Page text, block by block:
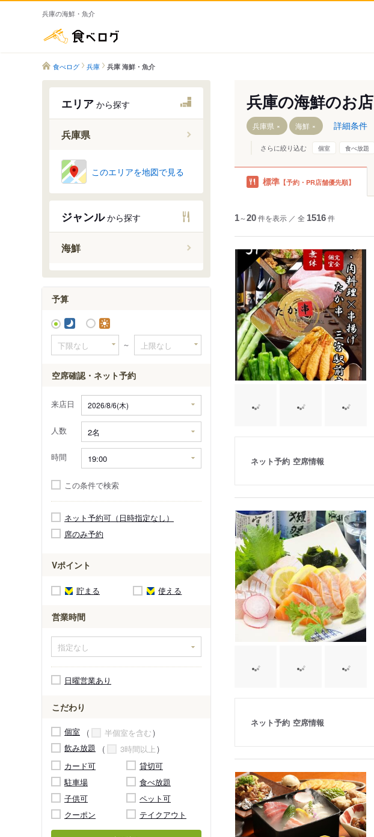
兵庫の海鮮・魚介
食べログ 兵庫 兵庫 海鮮・魚介
エリア から探す
兵庫県
神戸市
宝塚・西宮・尼崎
姫路・中播磨・西播磨
淡路島
丹波篠山
城崎・山陰海岸・但馬山地
このエリアを地図で見る
ジャンルから探す
海鮮
予算
～
空席確認・ネット予約
来店日
人数
時間
この条件で検索
ネット予約可（日時指定なし）
席のみ予約
Vポイント
貯まる 使える
営業時間
日曜営業あり
こだわり
個室
半個室を含む
飲み放題
3時間以上
カード可
貸切可
駐車場
食べ放題
子供可
ペット可
クーポン
テイクアウト
兵庫の海鮮のお店
兵庫県 海鮮 詳細条件
さらに絞り込む 個室 食べ放題
標準 【予約・PR店舗優先順】
1～20件を表示 ／ 全 1516件
ネット予約 空席情報
ネット予約 空席情報